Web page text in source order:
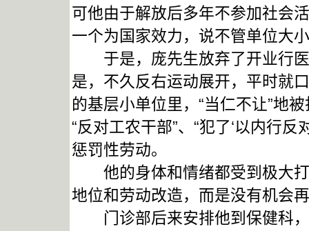
可他由于解放后多年不参加社会
一个为国家效力，说不管单位大
于是，庞先生放弃了开业行医
是，不久反右运动展开，平时就
的基层小单位里，“当仁不让”地
“反对工农干部”、“犯了‘以内行
惩罚性劳动。
他的身体和情绪都受到极大打
地位和劳动改造，而是没有机会
门诊部后来安排他到保健科，